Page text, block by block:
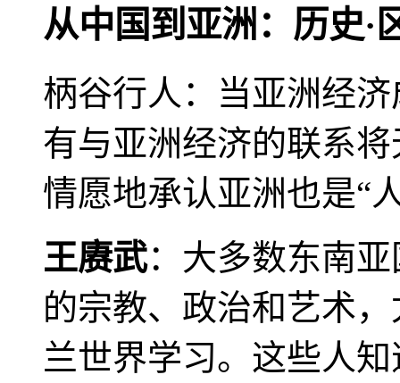
从中国到亚洲：历史·
柄谷行人：当亚洲经
有与亚洲经济的联系
情愿地承认亚洲也是“
王赓武：大多数东南
的宗教、政治和艺术
兰世界学习。这些人